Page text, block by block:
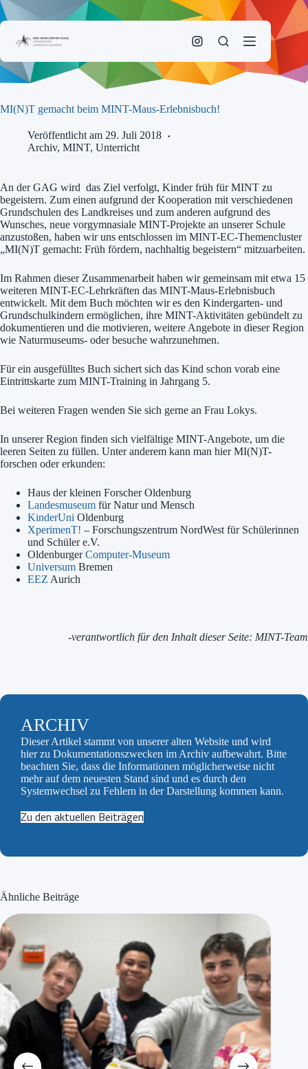
Zum
Inhalt
MI(N)T gemacht beim MINT-Maus-Erlebnisbuch!
Veröffentlicht am 29. Juli 2018
Archiv, MINT, Unterricht
An der GAG wird das Ziel verfolgt, Kinder früh für MINT zu
begeistern. Zum einen aufgrund der Kooperation mit verschiedenen
Grundschulen des Landkreises und zum anderen aufgrund des
Wunsches, neue vorgymnasiale MINT-Projekte an unserer Schule
anzustoßen, haben wir uns entschlossen im MINT-EC-Themencluster
„MI(N)T gemacht: Früh fördern, nachhaltig begeistern“ mitzuarbeiten.
Im Rahmen dieser Zusammenarbeit haben wir gemeinsam mit etwa 15
weiteren MINT-EC-Lehrkräften das MINT-Maus-Erlebnisbuch
entwickelt. Mit dem Buch möchten wir es den Kindergarten- und
Grundschulkindern ermöglichen, ihre MINT-Aktivitäten gebündelt zu
dokumentieren und die motivieren, weitere Angebote in dieser Region
wie Naturmuseums- oder besuche wahrzunehmen.
Für ein ausgefülltes Buch sichert sich das Kind schon vorab eine
Eintrittskarte zum MINT-Training in Jahrgang 5.
Bei weiteren Fragen wenden Sie sich gerne an Frau Lokys.
In unserer Region finden sich vielfältige MINT-Angebote, um die
leeren Seiten zu füllen. Unter anderem kann man hier MI(N)T-
forschen oder erkunden:
Haus der kleinen Forscher Oldenburg
Landesmuseum für Natur und Mensch
KinderUni Oldenburg
XperimenT! – Forschungszentrum NordWest für Schülerinnen
und Schüler e.V.
OldenburgerComputer-Museum
Universum Bremen
EEZ Aurich
-verantwortlich für den Inhalt dieser Seite: MINT-Team
ARCHIV
Dieser Artikel stammt von unserer alten Website und wird
hier zu Dokumentationszwecken im Archiv aufbewahrt. Bitte
beachten Sie, dass die Informationen möglicherweise nicht
mehr auf dem neuesten Stand sind und es durch den
Systemwechsel zu Fehlern in der Darstellung kommen kann.
Zu den aktuellen Beiträgen
Ähnliche Beiträge